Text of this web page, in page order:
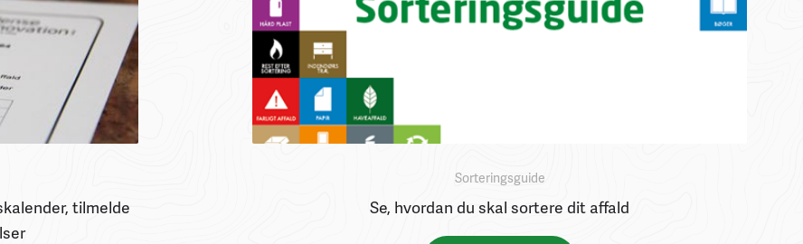
tilmelde
Sorteringsguide
Se, hvordan du skal sortere dit affald